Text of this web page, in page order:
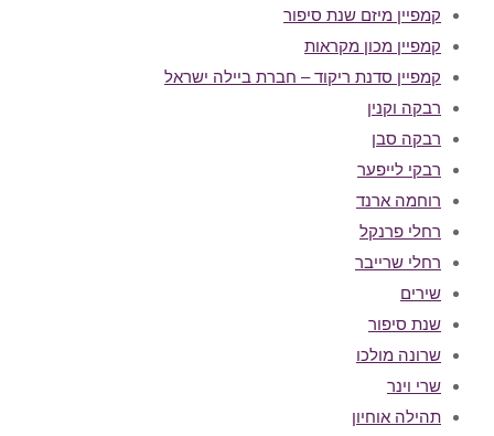
קמפיין מיזם שנת סיפור
קמפיין מכון מקראות
קמפיין סדנת ריקוד – חברת ביילה ישראל
רבקה וקנין
רבקה סבן
רבקי לייפער
רוחמה ארנד
רחלי פרנקל
רחלי שרייבר
שירים
שנת סיפור
שרונה מולכו
שרי וינר
תהילה אוחיון